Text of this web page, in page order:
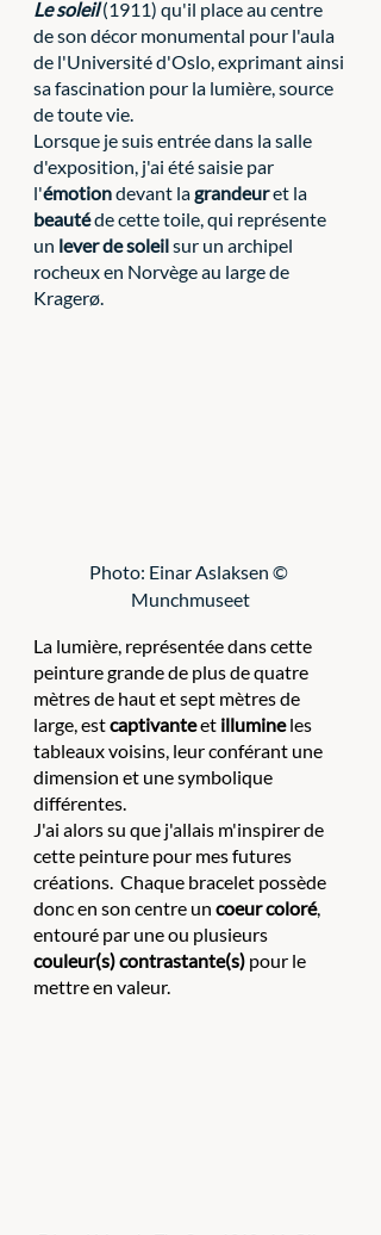
Le soleil (1911) qu'il place au centre
de son décor monumental pour l'aula
de l'Université d'Oslo, exprimant ainsi
sa fascination pour la lumière, source
de toute vie.
Lorsque je suis entrée dans la salle
d'exposition, j'ai été saisie par
l'émotion devant la grandeur et la
beauté de cette toile, qui représente
un lever de soleil sur un archipel
rocheux en Norvège au large de
Kragerø.
Photo: Einar Aslaksen ©
Munchmuseet
La lumière, représentée dans cette
peinture grande de plus de quatre
mètres de haut et sept mètres de
large, est captivante et illumine les
tableaux voisins, leur conférant une
dimension et une symbolique
différentes.
J'ai alors su que j'allais m'inspirer de
cette peinture pour mes futures
créations.  Chaque bracelet possède
donc en son centre un coeur coloré,
entouré par une ou plusieurs
couleur(s) contrastante(s) pour le
mettre en valeur.